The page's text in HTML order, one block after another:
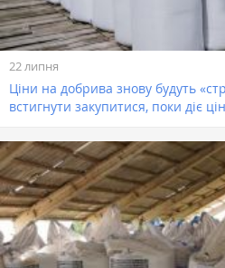
22 липня
Ціни на добрива знову будуть
встигнути закупитися, поки діє